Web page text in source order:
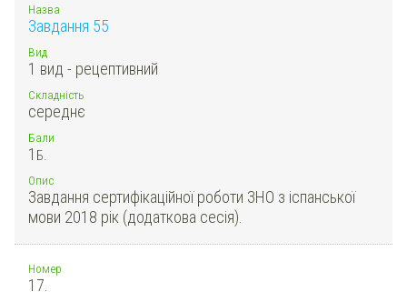
Назва
Завдання 55
Вид
1 вид - рецептивний
Складність
середнє
Бали
1 Б.
Опис
Завдання сертифікаційної роботи ЗНО з іспанської
мови 2018 рік (додаткова сесія).
Номер
17.